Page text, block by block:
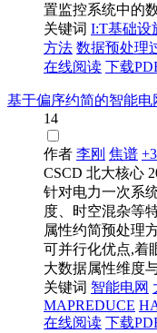
置监控系统中的
关键词 I:T基础设
方法 数据预处理
在线阅读 下载
基于偏序约简的智能
14
作者 李刚 焦谱
CSCD 北大核心
针对电力一次系
度、时空混杂等
属性约简预处理
可并行化优点,着
大数据属性维度
关键词 智能电网
MAPREDUCE
在线阅读 下载